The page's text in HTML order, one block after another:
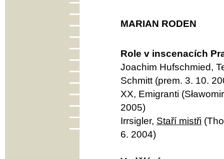
MARIAN RODEN
Role v inscenacích
Joachim Hufschmied,
Schmitt (prem. 3. 10.
XX, Emigranti
2005)
Irrsigler, Staří mistři
6. 2004)